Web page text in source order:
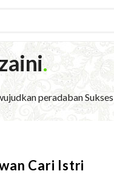
.
peradaban
Cari Istri